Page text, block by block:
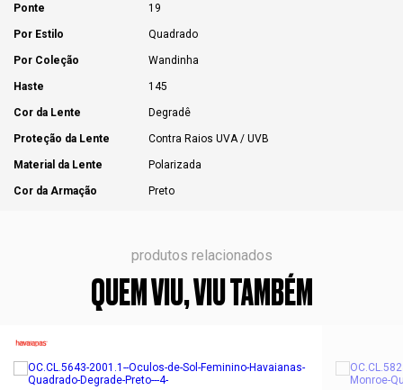
Ponte 19
Por Estilo Quadrado
Por Coleção Wandinha
Haste 145
Cor da Lente Degradê
Proteção da Lente Contra Raios UVA / UVB
Material da Lente Polarizada
Cor da Armação Preto
produtos relacionados
QUEM VIU, VIU TAMBÉM